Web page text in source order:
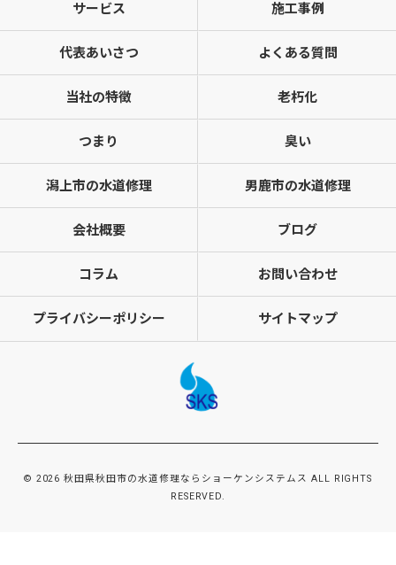
サービス 施工事例
代表あいさつ よくある質問
当社の特徴 老朽化
つまり 臭い
潟上市の水道修理 男鹿市の水道修理
会社概要 ブログ
コラム お問い合わせ
プライバシーポリシー サイトマップ
© 2026 秋田県秋田市の水道修理ならショーケンシステムス ALL RIGHTS
RESERVED.